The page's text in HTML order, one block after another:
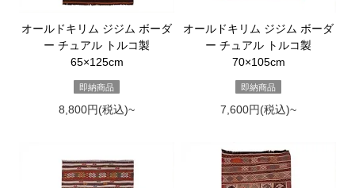
オールドキリム ジジム ボーダ
ー チュアル トルコ製
65×125cm
即納商品
8,800円(税込)~
オールドキリム ジジム ボーダ
ー チュアル トルコ製
70×105cm
即納商品
7,600円(税込)~